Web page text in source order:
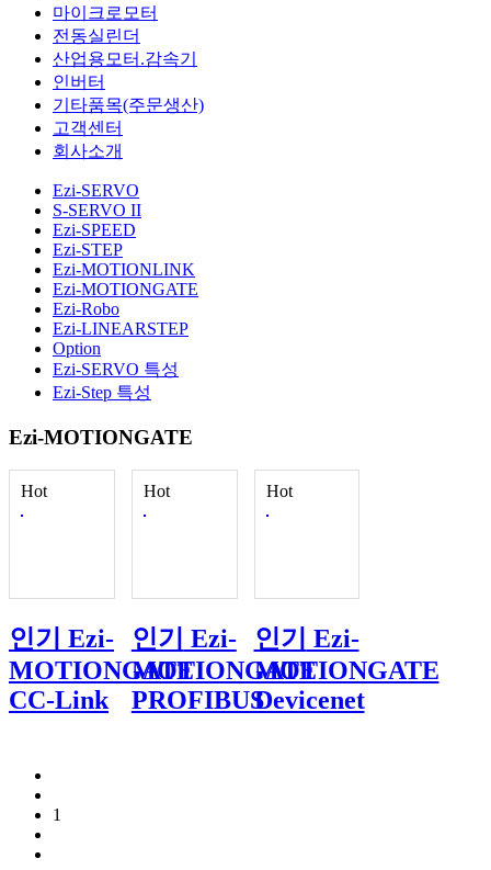
마이크로모터
전동실린더
산업용모터.감속기
인버터
기타품목(주문생산)
고객센터
회사소개
Ezi-SERVO
S-SERVO II
Ezi-SPEED
Ezi-STEP
Ezi-MOTIONLINK
Ezi-MOTIONGATE
Ezi-Robo
Ezi-LINEARSTEP
Option
Ezi-SERVO 특성
Ezi-Step 특성
Ezi-MOTIONGATE
Hot
인기
Ezi-
MOTIONGATE
CC-Link
Hot
인기
Ezi-
MOTIONGATE
PROFIBUS
Hot
인기
Ezi-
MOTIONGATE
Devicenet
1